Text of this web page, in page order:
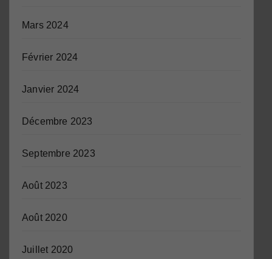
Mars 2024
Février 2024
Janvier 2024
Décembre 2023
Septembre 2023
Août 2023
Août 2020
Juillet 2020